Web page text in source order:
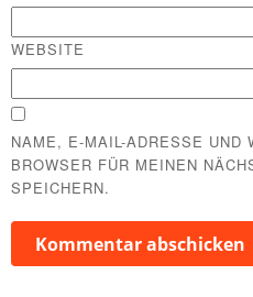
WEBSITE
NAME, E-MAIL-ADRESSE UND
BROWSER FÜR MEINEN
SPEICHERN.